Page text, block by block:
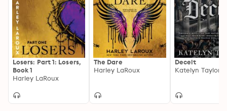
not required, it is recommended to listen to the novella
The Dare before listening to Losers.
Contains mature content.
Losers: Part 1: Losers,
Book 1
Harley LaRoux
The Dare
Harley LaRoux
Deceit
Katelyn Taylor